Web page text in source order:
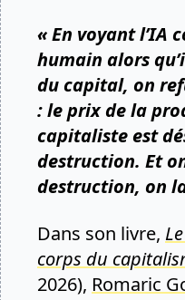
« En voyant l’IA
humain alors
du capital, on
: le prix de la
capitaliste est
destruction. Et
destruction, on
Dans son livre,
corps du
2026), Romaric